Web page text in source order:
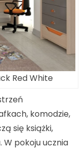
Red White
komodzie,
się książki,
W pokoju ucznia